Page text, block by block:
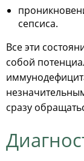
сепсиса.
Все эти
собой
сразу